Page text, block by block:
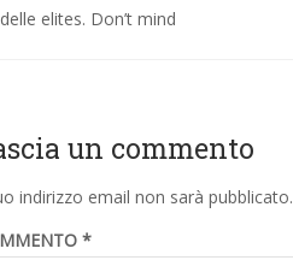
delle elites. Don’t mind
un commento
indirizzo email non sarà pubblicato.
*